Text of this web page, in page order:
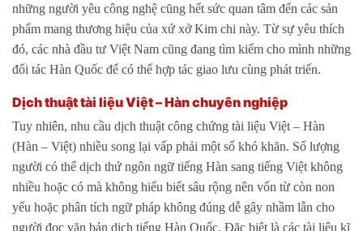
những người yêu công nghệ cũng hết sức quan tâm đến các sản
phẩm mang thương hiệu của xứ xở Kim chi này. Từ sự yêu thích
đó, các nhà đầu tư Việt Nam cũng đang tìm kiếm cho mình những
đối tác Hàn Quốc để có thể hợp tác giao lưu cùng phát triển.
Dịch thuật tài liệu Việt – Hàn chuyên nghiệp
Tuy nhiên, nhu cầu dịch thuật công chứng tài liệu Việt – Hàn
(Hàn – Việt) nhiều song lại vấp phải một số khó khăn. Số lượng
người có thể dịch thứ ngôn ngữ tiếng Hàn sang tiếng Việt không
nhiều hoặc có mà không hiểu biết sâu rộng nên vốn từ còn non
yếu hoặc phân tích ngữ pháp không đúng dễ gây nhầm lẫn cho
người đọc văn bản dịch tiếng Hàn Quốc. Đặc biệt là các tài liệu kĩ